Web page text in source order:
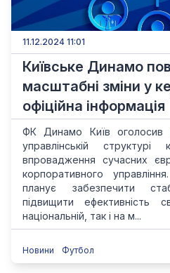
11.12.2024 11:01
Київське Динамо
масштабні зміни у
офіційна інформація
ФК Динамо Київ оголосив
управлінській
впровадження сучасних
корпоративного
планує забезпечити
підвищити ефективність
національній, так і на м...
Новини Футбол